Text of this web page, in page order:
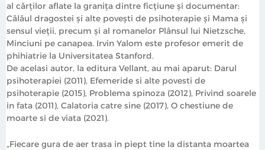
al cărţilor aflate la graniţa dintre ficţiune şi documentar:
Călăul dragostei şi alte poveşti de psihoterapie şi Mama şi
sensul vieţii, precum şi al romanelor Plânsul lui Nietzsche,
Minciuni pe canapea. Irvin Yalom este profesor emerit de
phihiatrie la Universitatea Stanford.
De acelasi autor, la editura Vellant, au mai aparut: Darul
psihoterapiei (2011), Efemeride si alte povesti de
psihoterapie (2015), Problema spinoza (2012), Privind soarele
in fata (2011), Calatoria catre sine (2017), O chestiune de
moarte si de viata (2021).
„Fiecare gura de aer trasa in piept tine la distanta moartea